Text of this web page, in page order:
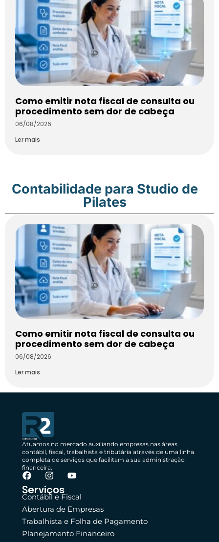
Como emitir nota fiscal de consulta ou
procedimento sem dor de cabeça
06/08/2026
Ler mais
Contabilidade para Studio de
Pilates
Como emitir nota fiscal de consulta ou
procedimento sem dor de cabeça
06/08/2026
Ler mais
Atuamos no mercado auxiliando empresas nas áreas
contábil, fiscal, trabalhista e tributária através de uma linha
completa de serviços que facilitam a sua administração
financeira.
Serviços
Contábil e Fiscal
Abertura de Empresas
Trabalhista e Folha de Pagamento
Planejamento Financeiro